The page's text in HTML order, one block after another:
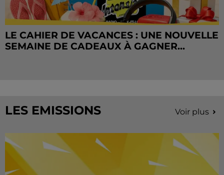
LE CAHIER DE VACANCES : UNE NOUVELLE
SEMAINE DE CADEAUX À GAGNER...
LES EMISSIONS Voir plus